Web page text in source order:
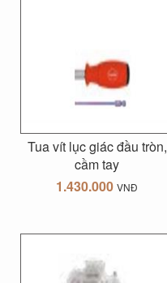
Tua vít lục giác đầu tròn,
cầm tay
1.430.000 VNĐ